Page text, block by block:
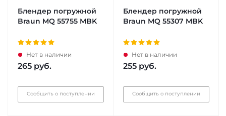
Блендер погружной
Braun MQ 55755 MBK
Нет в наличии
265 руб.
Сообщить о поступлении
Блендер погружной
Braun MQ 55307 MBK
Нет в наличии
255 руб.
Сообщить о поступлении